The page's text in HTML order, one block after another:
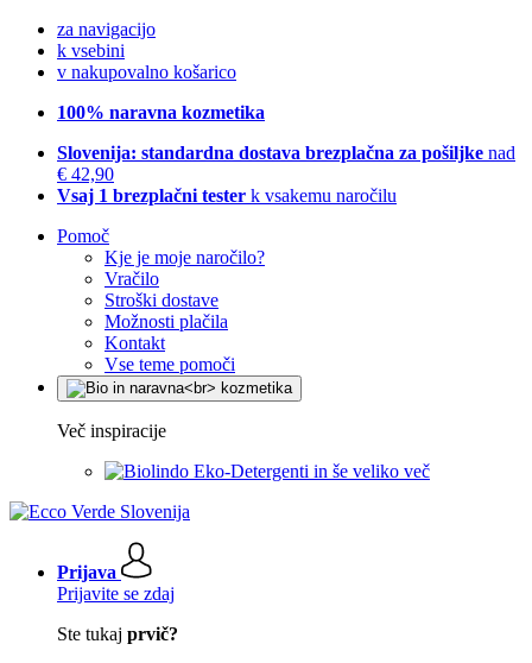
za navigacijo
k vsebini
v nakupovalno košarico
100% naravna kozmetika
Slovenija: standardna dostava brezplačna za pošiljke nad
€ 42,90
Vsaj 1 brezplačni tester k vsakemu naročilu
Pomoč
Kje je moje naročilo?
Vračilo
Stroški dostave
Možnosti plačila
Kontakt
Vse teme pomoči
Več inspiracije
Eko-Detergenti in še veliko več
Prijava
Prijavite se zdaj
Ste tukaj prvič?